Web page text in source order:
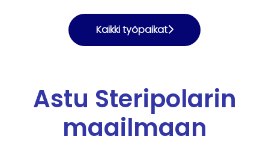
Kaikki työpaikat
Astu Steripolarin
maailmaan